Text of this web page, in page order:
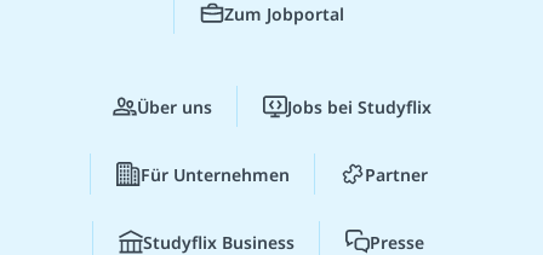
Zum Jobportal
Über uns Jobs bei Studyflix
Für Unternehmen Partner
Studyflix Business Presse